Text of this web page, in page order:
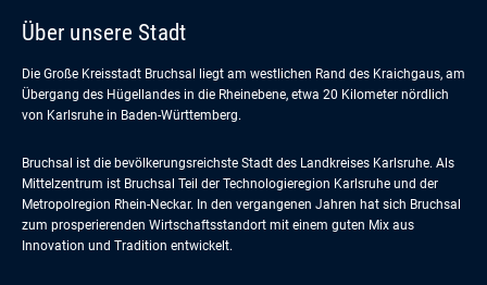
Über unsere Stadt
Die Große Kreisstadt Bruchsal liegt am westlichen Rand des Kraichgaus, am
Übergang des Hügellandes in die Rheinebene, etwa 20 Kilometer nördlich
von Karlsruhe in Baden-Württemberg.
Bruchsal ist die bevölkerungsreichste Stadt des Landkreises Karlsruhe. Als
Mittelzentrum ist Bruchsal Teil der Technologieregion Karlsruhe und der
Metropolregion Rhein-Neckar. In den vergangenen Jahren hat sich Bruchsal
zum prosperierenden Wirtschaftsstandort mit einem guten Mix aus
Innovation und Tradition entwickelt.